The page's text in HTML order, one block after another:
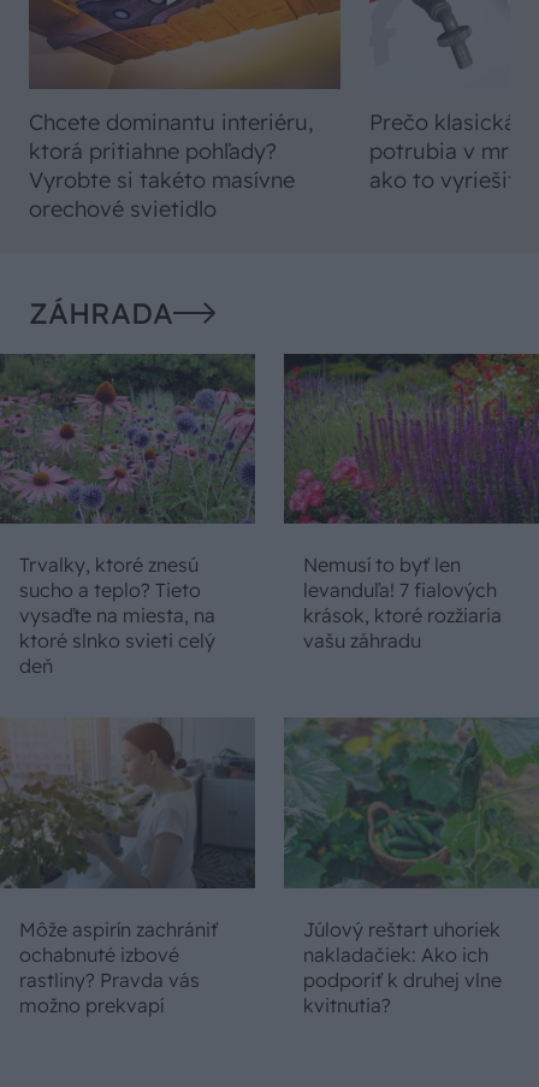
Chcete dominantu interiéru,
ktorá pritiahne pohľady?
Vyrobte si takéto masívne
orechové svietidlo
Prečo klasická
potrubia v
ako to vyriešiť
ZÁHRADA
Trvalky, ktoré znesú
sucho a teplo? Tieto
vysaďte na miesta, na
ktoré slnko svieti celý
deň
Nemusí to byť len
levanduľa! 7 fialových
krások, ktoré rozžiaria
vašu záhradu
Môže aspirín zachrániť
ochabnuté izbové
rastliny? Pravda vás
možno prekvapí
Júlový reštart uhoriek
nakladačiek: Ako ich
podporiť k druhej vlne
kvitnutia?